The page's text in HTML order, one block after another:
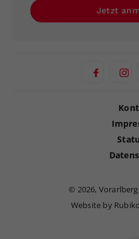
Jetzt
© 2026,
Website by